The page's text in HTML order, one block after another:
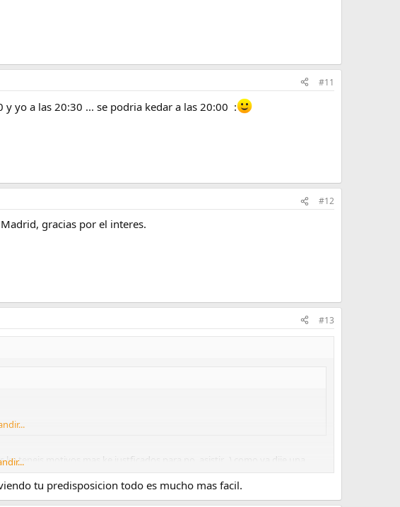
#11
yo a las 20:30 ... se podria kedar a las 20:00 :
#12
gracias por el interes.
#13
teneis motivos mas ke justficados para no asistir.. ) como ya dije una
kedadas con gente de este foro jajajaja
tu predisposicion todo es mucho mas facil.